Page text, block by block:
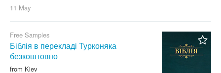
11 May
Free Samples
Біблія в перекладі Турконяка
безкоштовно
from Kiev